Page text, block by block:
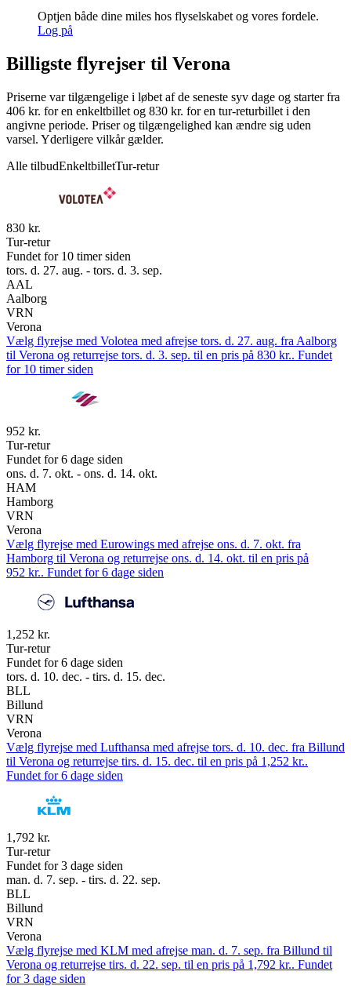
Optjen både dine miles hos flyselskabet og vores fordele.
Log på
Billigste flyrejser til Verona
Priserne var tilgængelige i løbet af de seneste syv dage og starter fra
406 kr. for en enkeltbillet og 830 kr. for en tur-returbillet i den
angivne periode. Priser og tilgængelighed kan ændre sig uden
varsel. Yderligere vilkår gælder.
Alle tilbudEnkeltbilletTur-retur
830 kr.
Tur-retur
Fundet for 10 timer siden
tors. d. 27. aug. - tors. d. 3. sep.
AAL
Aalborg
VRN
Verona
Vælg flyrejse med Volotea med afrejse tors. d. 27. aug. fra Aalborg
til Verona og returrejse tors. d. 3. sep. til en pris på 830 kr.. Fundet
for 10 timer siden
952 kr.
Tur-retur
Fundet for 6 dage siden
ons. d. 7. okt. - ons. d. 14. okt.
HAM
Hamborg
VRN
Verona
Vælg flyrejse med Eurowings med afrejse ons. d. 7. okt. fra
Hamborg til Verona og returrejse ons. d. 14. okt. til en pris på
952 kr.. Fundet for 6 dage siden
1,252 kr.
Tur-retur
Fundet for 6 dage siden
tors. d. 10. dec. - tirs. d. 15. dec.
BLL
Billund
VRN
Verona
Vælg flyrejse med Lufthansa med afrejse tors. d. 10. dec. fra Billund
til Verona og returrejse tirs. d. 15. dec. til en pris på 1,252 kr..
Fundet for 6 dage siden
1,792 kr.
Tur-retur
Fundet for 3 dage siden
man. d. 7. sep. - tirs. d. 22. sep.
BLL
Billund
VRN
Verona
Vælg flyrejse med KLM med afrejse man. d. 7. sep. fra Billund til
Verona og returrejse tirs. d. 22. sep. til en pris på 1,792 kr.. Fundet
for 3 dage siden